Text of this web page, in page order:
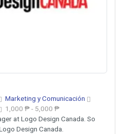
Marketing y Comunicación
1,000 ₱ - 5,000 ₱
at Logo Design Canada. So
Design Canada.